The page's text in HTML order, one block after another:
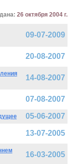
26 октября 2004 г.
09-07-2009
20-08-2007
14-08-2007
07-08-2007
05-06-2007
13-07-2005
16-03-2005